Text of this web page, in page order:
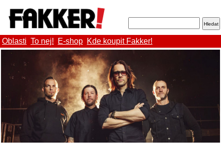
Oblasti To nej! E-shop Kde koupit Fakker!